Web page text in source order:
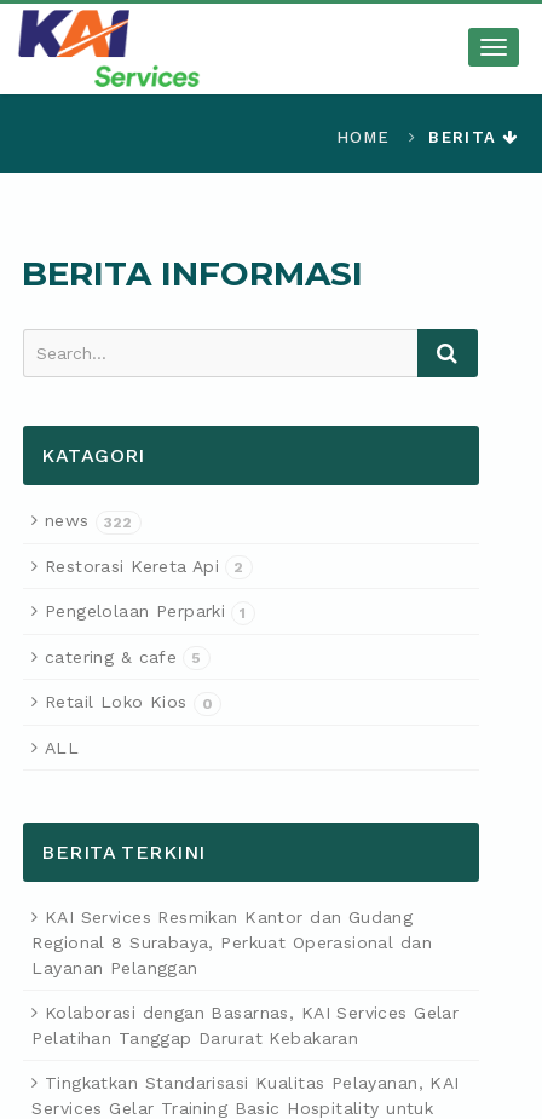
HOME BERITA
BERITA INFORMASI
Search...
KATAGORI
news 322
Restorasi Kereta Api 2
Pengelolaan Perparki 1
catering & cafe 5
Retail Loko Kios 0
ALL
BERITA TERKINI
KAI Services Resmikan Kantor dan Gudang
Regional 8 Surabaya, Perkuat Operasional dan
Layanan Pelanggan
Kolaborasi dengan Basarnas, KAI Services Gelar
Pelatihan Tanggap Darurat Kebakaran
Tingkatkan Standarisasi Kualitas Pelayanan, KAI
Services Gelar Training Basic Hospitality untuk